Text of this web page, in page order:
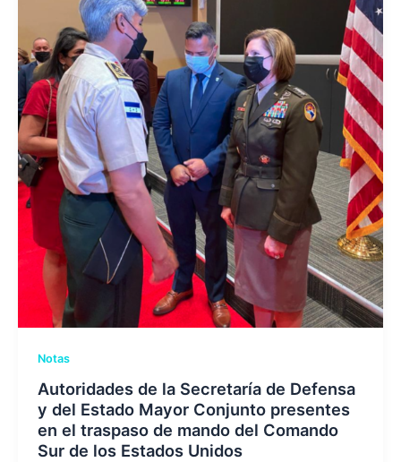
Notas
Autoridades de la Secretaría de Defensa
y del Estado Mayor Conjunto presentes
en el traspaso de mando del Comando
Sur de los Estados Unidos